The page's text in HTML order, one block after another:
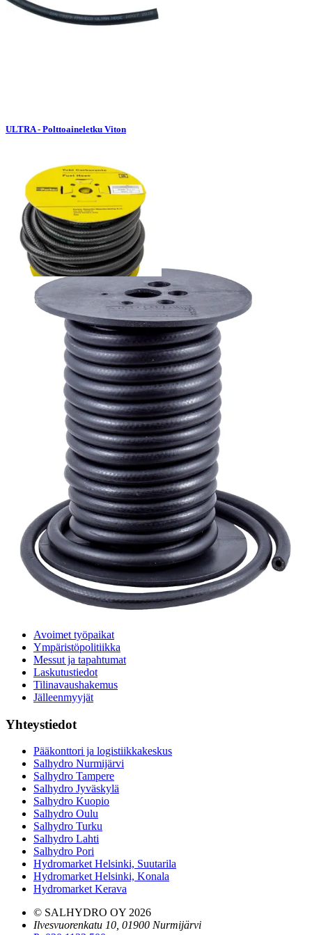
ULTRA - Polttoaineletku Viton
TBSE - Polttoaineletku
Palvelut
Suunnitteluratkaisut
Hydrauliikkaletkut
Erikoisletkut
Kokoonpano ja räätälöinti
Päävarasto
Digitaaliset tilauskanavat
Myymälät
Palveluvarastot
Ennakoiva kartoitus
Enerpac-huolto
24h päivystys
Tekninen tuki
Sylinterilaskuri
Sähköteholaskuri
Virtausnopeuslaskuri
Hammaspyöräpumpun tilavuuslaskuri
Hydrauliteholaskuri
Teollisuusletkuhaku
Suodatinhaku
Magneettikelahaku
Avoimet työpaikat
Ympäristöpolitiikka
Messut ja tapahtumat
Laskutustiedot
Tilinavaushakemus
Jälleenmyyjät
Yhteystiedot
Pääkonttori ja logistiikkakeskus
Salhydro Nurmijärvi
Salhydro Tampere
Salhydro Jyväskylä
Salhydro Kuopio
Salhydro Oulu
Salhydro Turku
Salhydro Lahti
Salhydro Pori
Hydromarket Helsinki, Suutarila
Hydromarket Helsinki, Konala
Hydromarket Kerava
© SALHYDRO OY 2026
Ilvesvuorenkatu 10, 01900 Nurmijärvi